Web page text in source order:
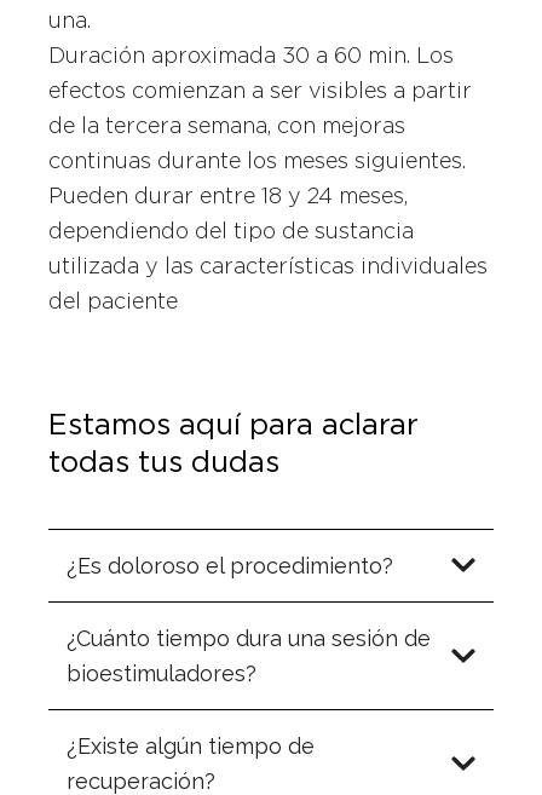
una.
Duración aproximada 30 a 60 min. Los
efectos comienzan a ser visibles a partir
de la tercera semana, con mejoras
continuas durante los meses siguientes.
Pueden durar entre 18 y 24 meses,
dependiendo del tipo de sustancia
utilizada y las características individuales
del paciente
Estamos aquí para aclarar
todas tus dudas
¿Es doloroso el procedimiento?
¿Cuánto tiempo dura una sesión de
bioestimuladores?
¿Existe algún tiempo de
recuperación?